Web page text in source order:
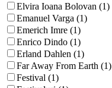
Elvira Ioana Bolovan (1)
Emanuel Varga (1)
Emerich Imre (1)
Enrico Dindo (1)
Erland Dahlen (1)
Far Away From Earth (1)
Festival (1)